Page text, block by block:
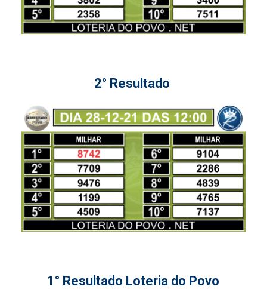
2° Resultado
1° Resultado Loteria do Povo